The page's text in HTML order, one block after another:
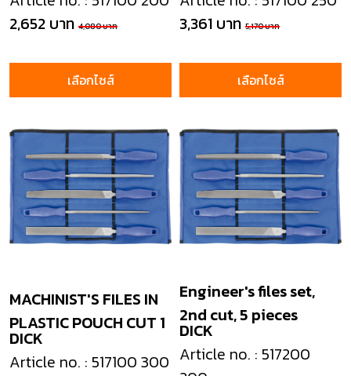
2,652 บาท 4,080 บาท
เลือกไซส์
3,361 บาท 5,170 บาท
เลือกไซส์
DICK
MACHINIST'S FILES IN
PLASTIC POUCH CUT 1
Article no. : 517100 300
DICK
Engineer's files set,
2nd cut, 5 pieces
Article no. : 517200